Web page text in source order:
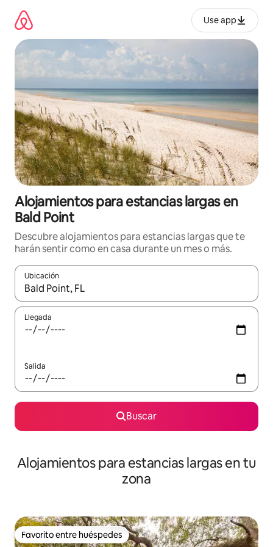
contenido
Use app
Alojamientos para estancias largas en
Bald Point
Descubre alojamientos para estancias largas que te
harán sentir como en casa durante un mes o más.
Ubicación
Cuando los resultados estén disponibles, podrás navegar
Llegada
Salida
Buscar
Alojamientos para estancias largas en tu
zona
Favorito entre huéspedes
Favorito entre huéspedes